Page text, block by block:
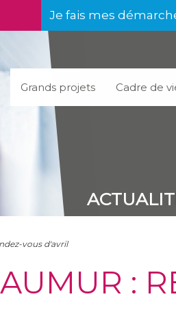
Je fais mes
Grands projets Cadre de
vous d'avril
: